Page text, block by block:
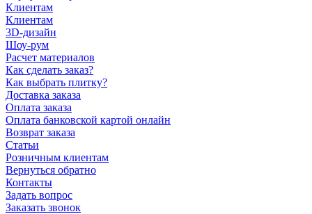
Клиентам
Клиентам
3D-дизайн
Шоу-рум
Расчет материалов
Как сделать заказ?
Как выбрать плитку?
Доставка заказа
Оплата заказа
Оплата банковской картой онлайн
Возврат заказа
Статьи
Розничным клиентам
Вернуться обратно
Контакты
Задать вопрос
Заказать звонок